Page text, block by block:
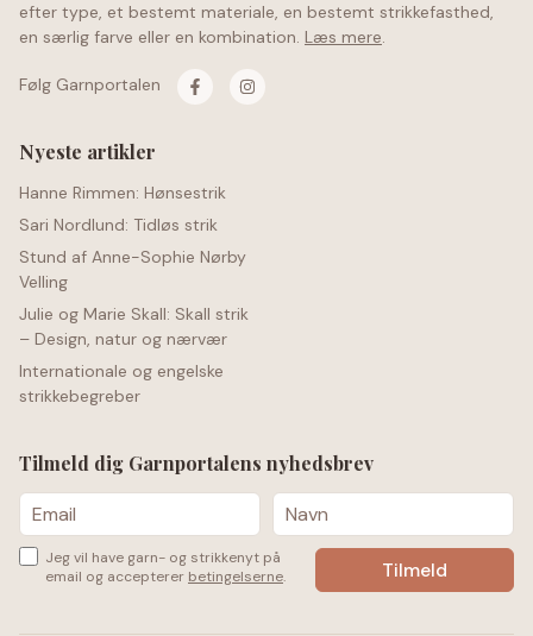
efter type, et bestemt materiale, en bestemt strikkefasthed,
en særlig farve eller en kombination. Læs mere.
Følg Garnportalen
Nyeste artikler
Hanne Rimmen: Hønsestrik
Sari Nordlund: Tidløs strik
Stund af Anne-Sophie Nørby
Velling
Julie og Marie Skall: Skall strik
– Design, natur og nærvær
Internationale og engelske
strikkebegreber
Tilmeld dig Garnportalens nyhedsbrev
Jeg vil have garn- og strikkenyt på
email og accepterer betingelserne.